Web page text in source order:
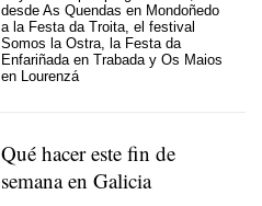
desde As Quendas en Mondoñedo
a la Festa da Troita, el festival
Somos la Ostra, la Festa da
Enfariñada en Trabada y Os Maios
en Lourenzá
Qué hacer este fin de
semana en Galicia